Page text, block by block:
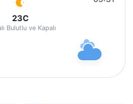
23C
Bulutlu ve Kapalı